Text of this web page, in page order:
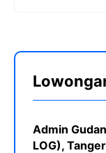
Admin
LOG),